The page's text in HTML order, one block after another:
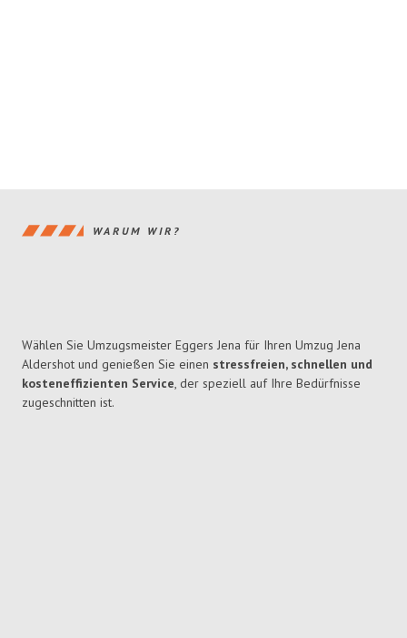
WARUM WIR?
Wählen Sie Umzugsmeister Eggers Jena für Ihren Umzug Jena
Aldershot und genießen Sie einen stressfreien, schnellen und
kosteneffizienten Service, der speziell auf Ihre Bedürfnisse
zugeschnitten ist.